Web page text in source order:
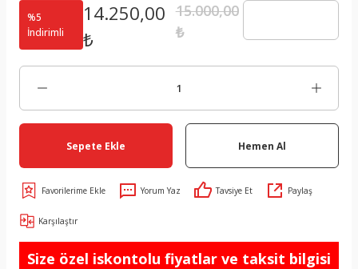
%5
İndirimli
14.250,00
₺
15.000,00
₺
Sepete Ekle Hemen Al
Yorum Yaz Tavsiye Et Paylaş
Karşılaştır
Size özel iskontolu fiyatlar ve taksit bilgisi